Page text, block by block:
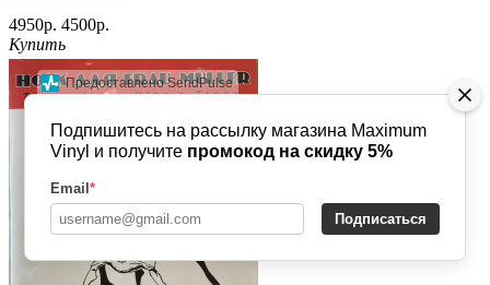
4950р. 4500р.
Купить
Подпишитесь на рассылку магазина Maximum
Vinyl и получите промокод на скидку 5%
Email *
Подписаться
Предоставлено SendPulse